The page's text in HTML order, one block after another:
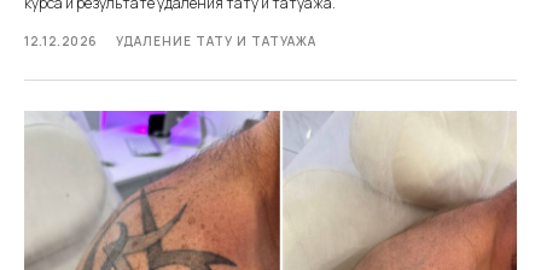
12.12.2026 УДАЛЕНИЕ ТАТУ И ТАТУАЖА